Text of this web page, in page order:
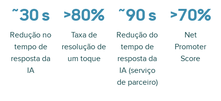
~30 s
Redução no
tempo de
resposta da
IA
>80%
Taxa de
resolução de
um toque
~90 s
Redução do
tempo de
resposta da
IA (serviço
de parceiro)
>70%
Net
Promoter
Score